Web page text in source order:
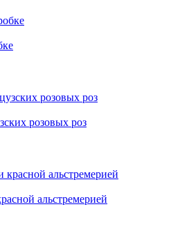
розовых роз
альстремерией